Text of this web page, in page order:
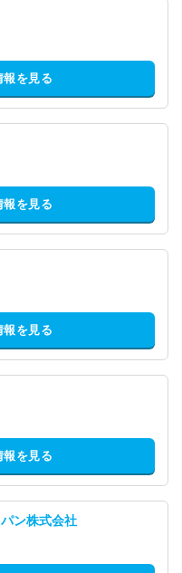
報を見る
報を見る
報を見る
報を見る
ン株式会社